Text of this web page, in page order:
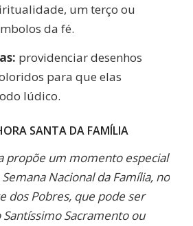
um terço ou
da fé.
providenciar desenhos
para que elas
lúdico.
SANTA DA FAMÍLIA
propõe um momento especial
Nacional da Família, no
dos Pobres, que pode ser
Sacramento ou